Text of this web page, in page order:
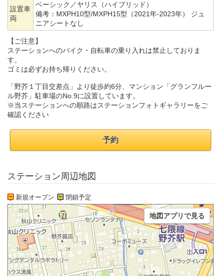
設置車
両
ベーシック／ヤリス（ハイブリッド）
備考： MXPH10型/MXPH15型（2021年-2023年） ジュ
ニアシートなし
【ご注意】
ステーションへのバイク・自転車の乗り入れは禁止しておりま
す。
ゴミは必ずお持ち帰りください。
「野芥１丁目交差点」より徒歩約6分、マンション「グランフルー
ル野芥」駐車場のNo.9に設置しています。
※当ステーションへの順路はステーションフォトギャラリーをご
確認ください
予約
ステーション周辺地図
新規オープン 閉鎖予定
地図アプリで見る